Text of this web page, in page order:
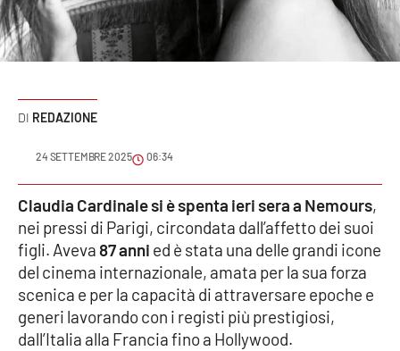
Sport
Cultura
Podcast
Meteo
Editoriali
VIDEO
Ambiente
REDAZIONE
24 SETTEMBRE 2025 06:34
Claudia Cardinale si è spenta ieri sera a Nemours,
nei pressi di Parigi, circondata dall’affetto dei suoi
figli. Aveva87 anni ed è stata una delle grandi icone
del cinema internazionale, amata per la sua forza
scenica e per la capacità di attraversare epoche e
generi lavorando con i registi più prestigiosi,
dall’Italia alla Francia fino a Hollywood.